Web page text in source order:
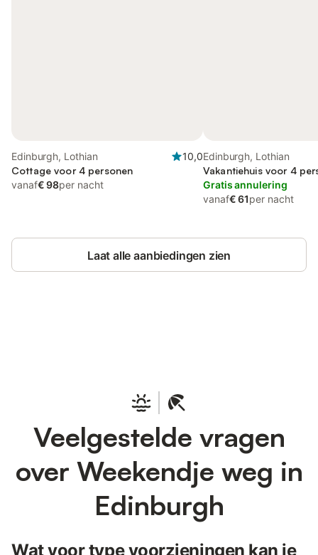
Edinburgh, Lothian
10,0
Cottage voor 4 personen
vanaf€ 98per nacht
Edinburgh, Lothian
Vakantiehuis voor 4
Gratis annulering
vanaf€ 61per nacht
Laat alle aanbiedingen zien
Veelgestelde vragen
over Weekendje weg in
Edinburgh
Wat voor type voorzieningen kan je